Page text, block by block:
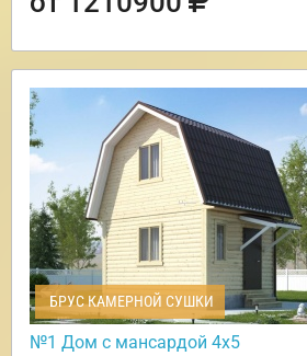
БРУС КАМЕРНОЙ СУШКИ
№1 Дом с мансардой 4х5